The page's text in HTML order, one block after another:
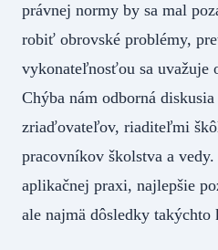
právnej normy by sa mal
robiť obrovské problémy,
vykonateľnosťou sa uvažuje
Chýba nám odborná
zriaďovateľov, riaditeľmi
pracovníkov školstva a
aplikačnej praxi, najlepšie
ale najmä dôsledky